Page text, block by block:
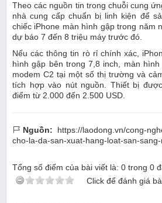
Theo các nguồn tin trong chuỗi cung
nhà cung cấp chuẩn bị linh kiện để
chiếc iPhone màn hình gập trong năm
dự báo 7 đến 8 triệu máy trước đó.
Nếu các thông tin rò rỉ chính xác,
hình gập bên trong 7,8 inch, màn hình
modem C2 tại một số thị trường và
tích hợp vào nút nguồn. Thiết bị
điểm từ 2.000 đến 2.500 USD.
Nguồn:
https://laodong.vn/cong-
cho-la-da-san-xuat-hang-loat-san-
Tổng số điểm của bài viết là: 0 trong 0
Click để đánh giá